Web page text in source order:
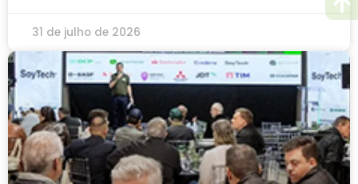
31 de julho de 2026